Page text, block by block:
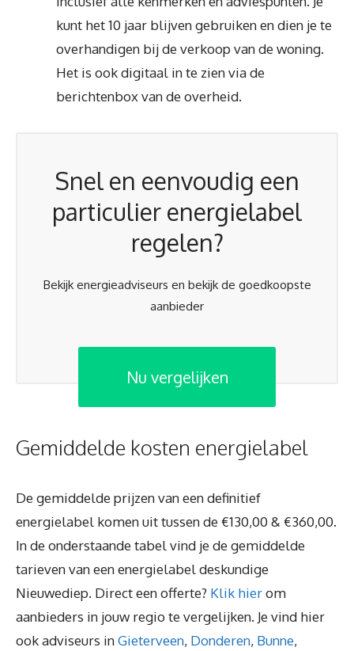
kunt het 10 jaar blijven gebruiken en dien je te
overhandigen bij de verkoop van de woning.
Het is ook digitaal in te zien via de
berichtenbox van de overheid.
Snel en eenvoudig een
particulier energielabel
regelen?
Bekijk energieadviseurs en bekijk de goedkoopste
aanbieder
Nu vergelijken
Gemiddelde kosten energielabel
De gemiddelde prijzen van een definitief
energielabel komen uit tussen de €130,00 & €360,00.
In de onderstaande tabel vind je de gemiddelde
tarieven van een energielabel deskundige
Nieuwediep. Direct een offerte? Klik hierom
aanbieders in jouw regio te vergelijken. Je vind hier
ook adviseurs inGieterveen, Donderen, Bunne,